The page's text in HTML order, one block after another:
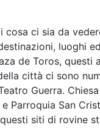
cosa ci sia da
luoghi
de Toros,
città ci sono
Guerra.
Parroquia San
siti di rovine